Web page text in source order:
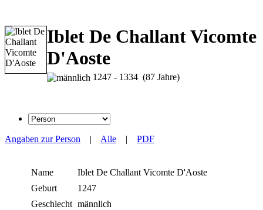
Iblet De Challant Vicomte
D'Aoste
1247 - 1334 (87 Jahre)
Angaben zur Person | Alle | PDF
Name Iblet De Challant Vicomte D'Aoste
Geburt
1247
Geschlecht männlich